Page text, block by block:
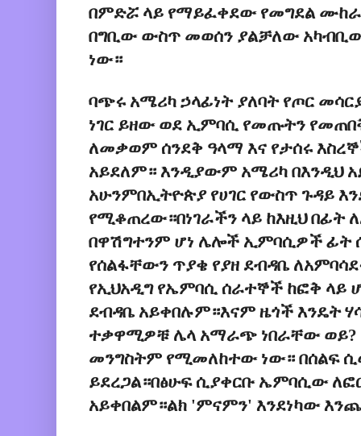
በምድሯ ላይ የማይፈቀደው የመግደል
በግቢው ውስጥ መወሰን ያልቻለው
ነው።
ባጭሩ አሜሪካ ኃላፊነት ያለባት የጦር
ነገር ይዘው ወደ ኢምባሲ የመጡትን
ለመቃወም ሰንደቅ ዓላማ እና የታሰሩ
አይደለም። እንዲያውም አሜሪካ በእንዲህ
አሁንምበኢትዮጵያ የሀገር የውስጥ ጉዳይ
የሚቆጠረው።በነገራችን ላይ ከእዚህ
በዋሽግተንም ሆነ ሌሎች ኢምባሲዎች ፊት
የሰልፋቸውን ጥያቄ የያዘ ደብዳቤ
የኢህአዲግ የኤምባሲ ሰራተኞች ከፎቅ ላይ
ደብዳቤ አይቀበሉም።እናም ዜጎች እንዴት
ተቃዋሚዎቹ ሌላ አማራጭ ነበራቸው ወይ?
መንግስትም የሚመለከተው ነው። በሰልፍ
ይደረጋል።በፅሁፍ ሲያቀርቡ ኤምባሲው
አይቀበልም።ልክ 'ምናምን' እንደነካው